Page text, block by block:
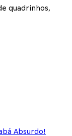
quadrinhos,
Absurdo!